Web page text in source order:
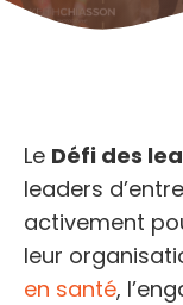
Le Défi des
leaders
activement
leur
en santé,